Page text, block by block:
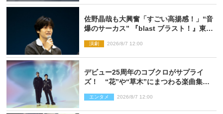
佐野晶哉も大興奮「すごい高揚感！」“音
爆のサーカス” 『blast ブラスト！』東京
演劇 2026/8/7 12:00
デビュー25周年のコブクロがサプライ
ズ！ “花”や“草木”にまつわる楽曲集め
信リリース
エンタメ 2026/8/7 12:00